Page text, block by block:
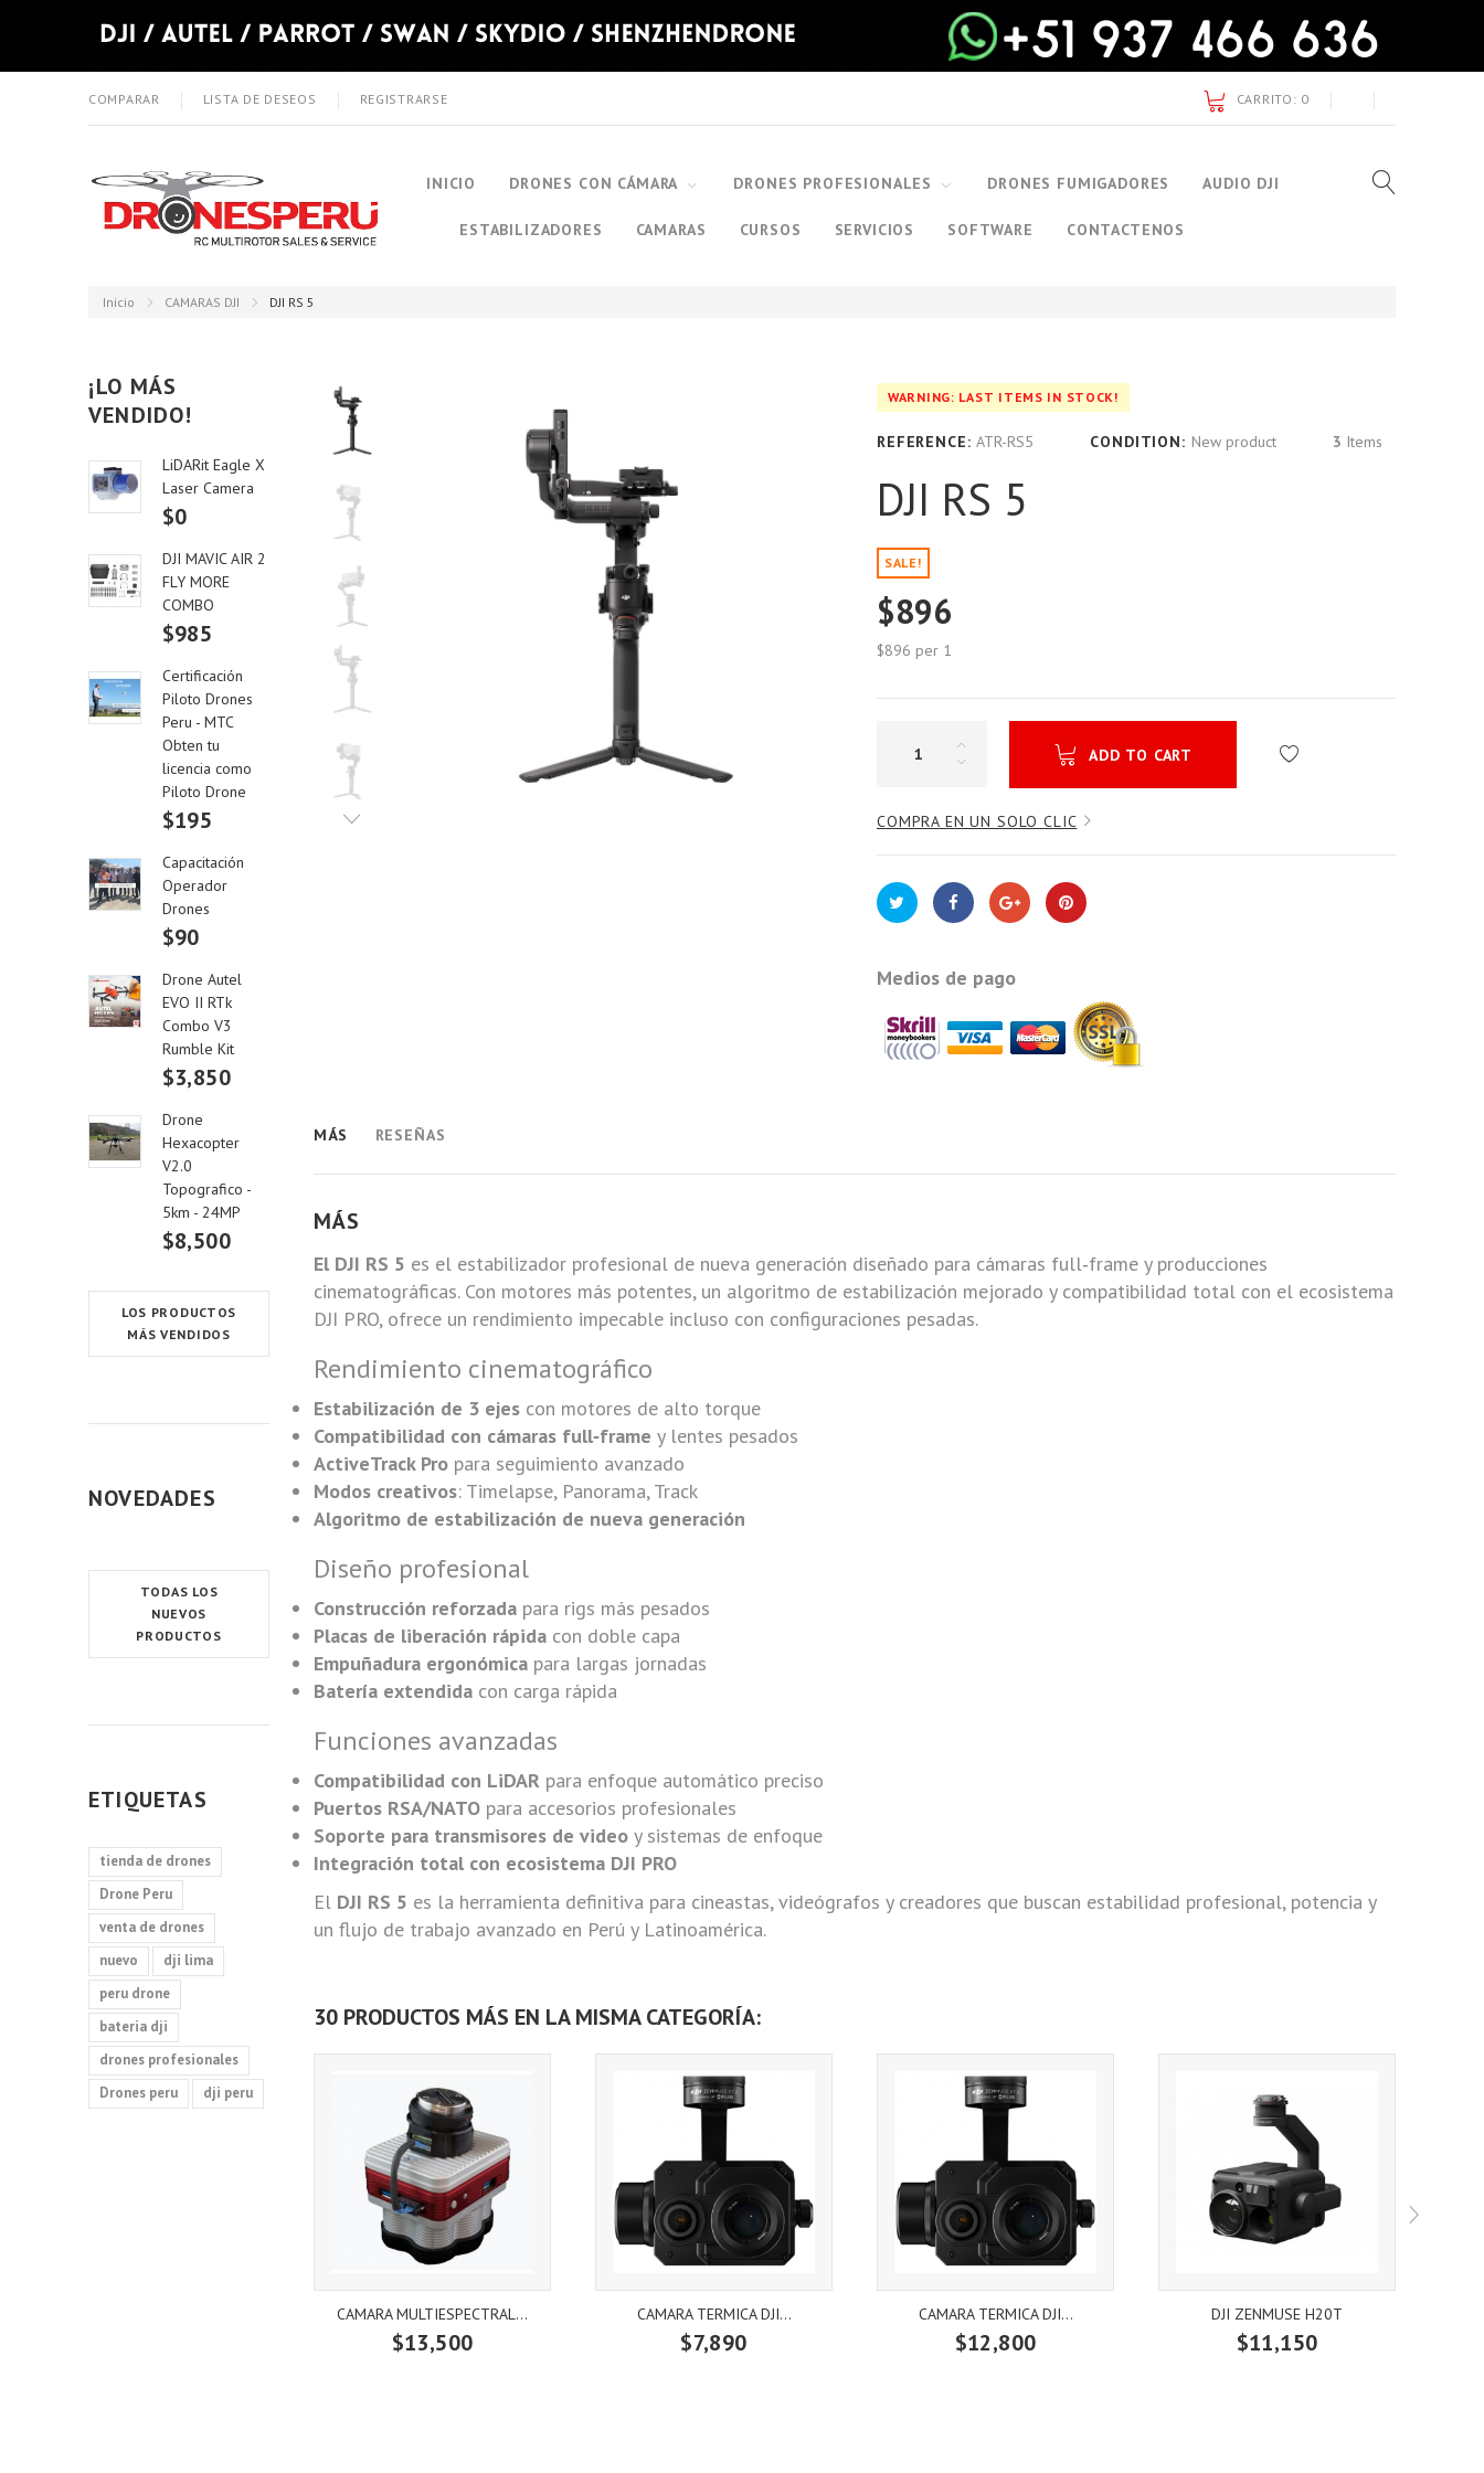
COMPARAR LISTA DE DESEOS REGISTRARSE CARRITO: 0
INICIO DRONES CON CÁMARA DRONES PROFESIONALES DRONES FUMIGADORES AUDIO DJI
ESTABILIZADORES CAMARAS CURSOS SERVICIOS SOFTWARE CONTACTENOS
Inicio CAMARAS DJI DJI RS 5
WARNING: LAST ITEMS IN STOCK!
REFERENCE: ATR-RS5 CONDITION: New product 3 Items
DJI RS 5
SALE!
$896
$896 per 1
ADD TO CART
COMPRA EN UN SOLO CLIC
Medios de pago
MÁS RESEÑAS
MÁS
El DJI RS 5 es el estabilizador profesional de nueva generación diseñado para cámaras full‑frame y producciones
cinematográficas. Con motores más potentes, un algoritmo de estabilización mejorado y compatibilidad total con el ecosistema
DJI PRO, ofrece un rendimiento impecable incluso con configuraciones pesadas.
Rendimiento cinematográfico
Estabilización de 3 ejes con motores de alto torque
Compatibilidad con cámaras full‑frame y lentes pesados
ActiveTrack Pro para seguimiento avanzado
Modos creativos: Timelapse, Panorama, Track
Algoritmo de estabilización de nueva generación
Diseño profesional
Construcción reforzada para rigs más pesados
Placas de liberación rápida con doble capa
Empuñadura ergonómica para largas jornadas
Batería extendida con carga rápida
Funciones avanzadas
Compatibilidad con LiDAR para enfoque automático preciso
Puertos RSA/NATO para accesorios profesionales
Soporte para transmisores de video y sistemas de enfoque
Integración total con ecosistema DJI PRO
El DJI RS 5 es la herramienta definitiva para cineastas, videógrafos y creadores que buscan estabilidad profesional, potencia y
un flujo de trabajo avanzado en Perú y Latinoamérica.
30 PRODUCTOS MÁS EN LA MISMA CATEGORÍA:
CAMARA MULTIESPECTRAL...
$13,500
CAMARA TERMICA DJI...
$7,890
CAMARA TERMICA DJI...
$12,800
DJI ZENMUSE H20T
$11,150
¡LO MÁS
VENDIDO!
LiDARit Eagle X
Laser Camera
$0
DJI MAVIC AIR 2
FLY MORE
COMBO
$985
Certificación
Piloto Drones
Peru - MTC
Obten tu
licencia como
Piloto Drone
$195
Capacitación
Operador
Drones
$90
Drone Autel
EVO II RTk
Combo V3
Rumble Kit
$3,850
Drone
Hexacopter
V2.0
Topografico -
5km - 24MP
$8,500
LOS PRODUCTOS
MÁS VENDIDOS
NOVEDADES
TODAS LOS
NUEVOS
PRODUCTOS
ETIQUETAS
tienda de drones
Drone Peru
venta de drones
nuevo
dji lima
peru drone
bateria dji
drones profesionales
Drones peru
dji peru